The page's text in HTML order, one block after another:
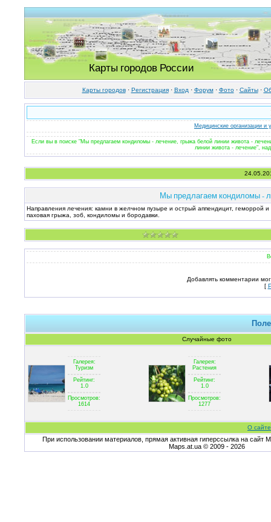
Карты городов России
Карты городов· Регистрация· Вход · Форум· Фото· Cайты·
Медицинские организации и
Если вы в поиске "Мы предлагаем кондиломы - лечение, грыжа белой линии живота -
линии живота - лечение",
Мы предлагаем кондиломы -
Направления лечения: камни в желчном пузыре и острый аппендицит,
паховая грыжа, зоб, кондиломы и бородавки.
Добавлять комментарии
[
Случайные фото
Галерея:
Туризм
Рейтинг:
1.0
Просмотров:
1614
Галерея:
Растения
Рейтинг:
1.0
Просмотров:
1277
О
При использовании материалов, прямая активная гиперссылка на сайт
Maps.at.ua © 2009 - 2026